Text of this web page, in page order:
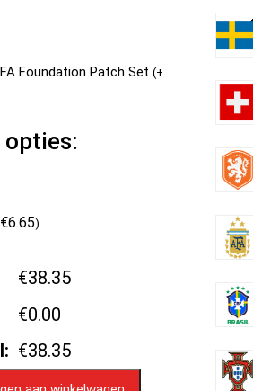
Foundation Patch Set (+
opties:
€6.65)
€38.35
€0.00
€38.35